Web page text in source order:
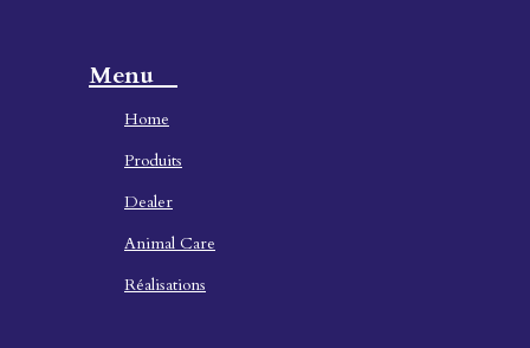
Menu
Home
Produits
Dealer
Animal Care
Réalisations